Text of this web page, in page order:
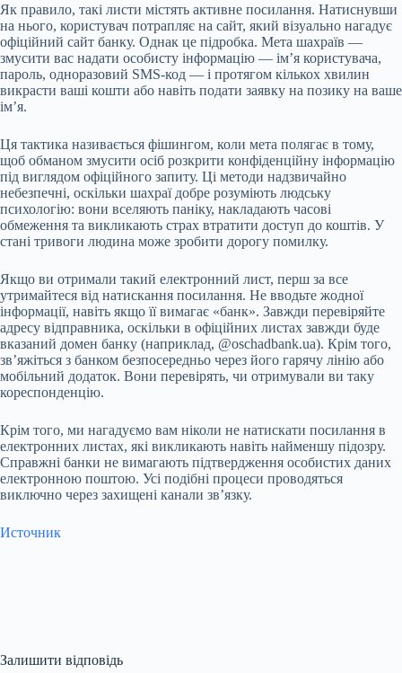
Як правило, такі листи містять активне посилання. Натиснувши
на нього, користувач потрапляє на сайт, який візуально нагадує
офіційний сайт банку. Однак це підробка. Мета шахраїв —
змусити вас надати особисту інформацію — ім’я користувача,
пароль, одноразовий SMS-код — і протягом кількох хвилин
викрасти ваші кошти або навіть подати заявку на позику на ваше
ім’я.
Ця тактика називається фішингом, коли мета полягає в тому,
щоб обманом змусити осіб розкрити конфіденційну інформацію
під виглядом офіційного запиту. Ці методи надзвичайно
небезпечні, оскільки шахраї добре розуміють людську
психологію: вони вселяють паніку, накладають часові
обмеження та викликають страх втратити доступ до коштів. У
стані тривоги людина може зробити дорогу помилку.
Якщо ви отримали такий електронний лист, перш за все
утримайтеся від натискання посилання. Не вводьте жодної
інформації, навіть якщо її вимагає «банк». Завжди перевіряйте
адресу відправника, оскільки в офіційних листах завжди буде
вказаний домен банку (наприклад, @oschadbank.ua). Крім того,
зв’яжіться з банком безпосередньо через його гарячу лінію або
мобільний додаток. Вони перевірять, чи отримували ви таку
кореспонденцію.
Крім того, ми нагадуємо вам ніколи не натискати посилання в
електронних листах, які викликають навіть найменшу підозру.
Справжні банки не вимагають підтвердження особистих даних
електронною поштою. Усі подібні процеси проводяться
виключно через захищені канали зв’язку.
Источник
Залишити відповідь